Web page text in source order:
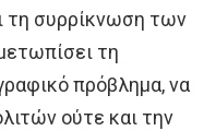
τη συρρίκνωση των
τη
πρόβλημα, να
ούτε και την